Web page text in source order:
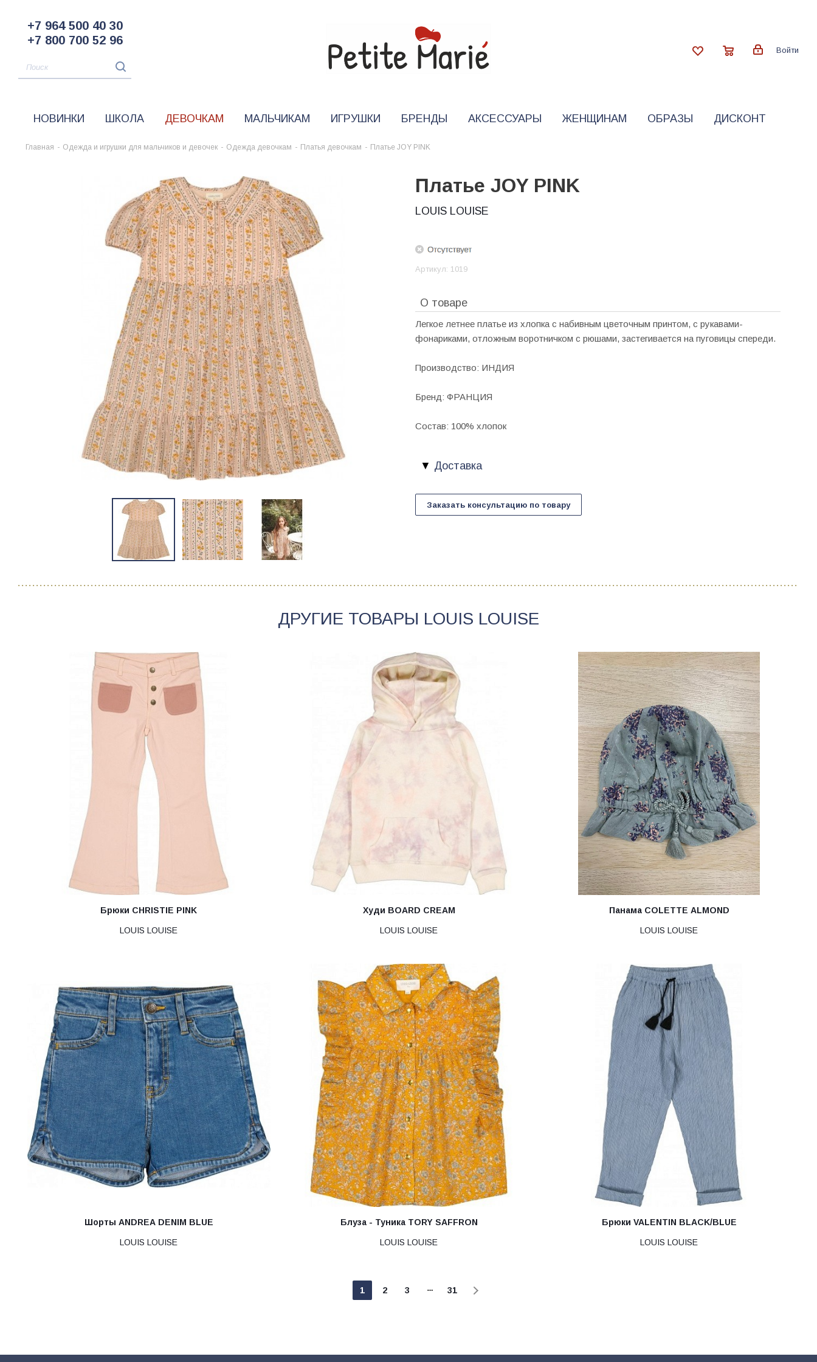
+7 964 500 40 30
+7 800 700 52 96
Войти
НОВИНКИ ШКОЛА ДЕВОЧКАМ МАЛЬЧИКАМ ИГРУШКИ БРЕНДЫ АКСЕССУАРЫ ЖЕНЩИНАМ ОБРАЗЫ ДИСКОНТ
Главная - Одежда и игрушки для мальчиков и девочек - Одежда девочкам - Платья девочкам - Платье JOY PINK
Платье JOY PINK
LOUIS LOUISE
Артикул: 1019
О товаре
Легкое летнее платье из хлопка с набивным цветочным принтом, с рукавами-
фонариками, отложным воротничком с рюшами, застегивается на пуговицы спереди.
Производство: ИНДИЯ
Бренд: ФРАНЦИЯ
Состав: 100% хлопок
Доставка
Заказать консультацию по товару
ДРУГИЕ ТОВАРЫ LOUIS LOUISE
Брюки CHRISTIE PINK
LOUIS LOUISE
Худи BOARD CREAM
LOUIS LOUISE
Панама COLETTE ALMOND
LOUIS LOUISE
Шорты ANDREA DENIM BLUE
LOUIS LOUISE
Блуза - Туника TORY SAFFRON
LOUIS LOUISE
Брюки VALENTIN BLACK/BLUE
LOUIS LOUISE
1 2 3 31